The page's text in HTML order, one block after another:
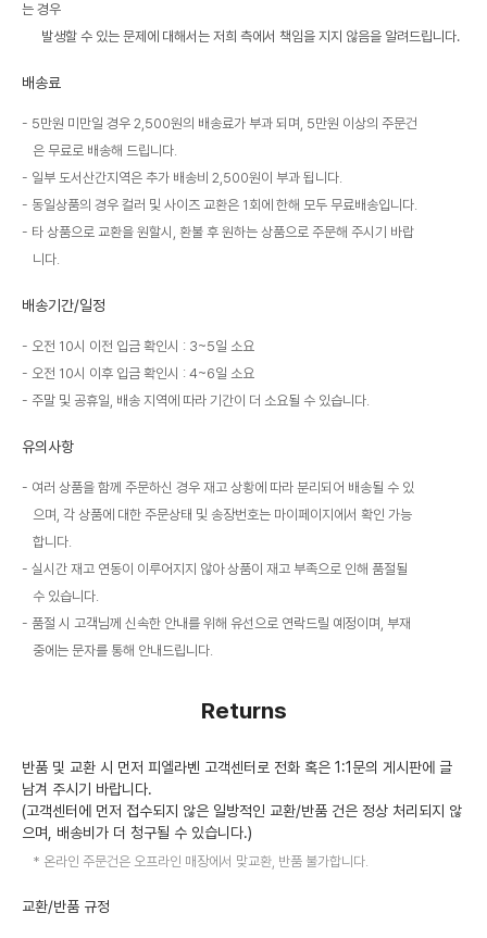
는 경우
발생할 수 있는 문제에 대해서는 저희 측에서 책임을 지지 않음을 알려드립니다.
배송료
5만원 미만일 경우 2,500원의 배송료가 부과 되며, 5만원 이상의 주문건
은 무료로 배송해 드립니다.
일부 도서산간지역은 추가 배송비 2,500원이 부과 됩니다.
동일상품의 경우 컬러 및 사이즈 교환은 1회에 한해 모두 무료배송입니다.
타 상품으로 교환을 원할시, 환불 후 원하는 상품으로 주문해 주시기 바랍
니다.
배송기간/일정
오전 10시 이전 입금 확인시 : 3~5일 소요
오전 10시 이후 입금 확인시 : 4~6일 소요
주말 및 공휴일, 배송 지역에 따라 기간이 더 소요될 수 있습니다.
유의사항
여러 상품을 함께 주문하신 경우 재고 상황에 따라 분리되어 배송될 수 있
으며, 각 상품에 대한 주문상태 및 송장번호는 마이페이지에서 확인 가능
합니다.
실시간 재고 연동이 이루어지지 않아 상품이 재고 부족으로 인해 품절될
수 있습니다.
품절 시 고객님께 신속한 안내를 위해 유선으로 연락드릴 예정이며, 부재
중에는 문자를 통해 안내드립니다.
Returns
반품 및 교환 시 먼저 피엘라벤 고객센터로 전화 혹은 1:1문의 게시판에 글
남겨 주시기 바랍니다.
(고객센터에 먼저 접수되지 않은 일방적인 교환/반품 건은 정상 처리되지 않
으며, 배송비가 더 청구될 수 있습니다.)
온라인 주문건은 오프라인 매장에서 맞교환, 반품 불가합니다.
교환/반품 규정